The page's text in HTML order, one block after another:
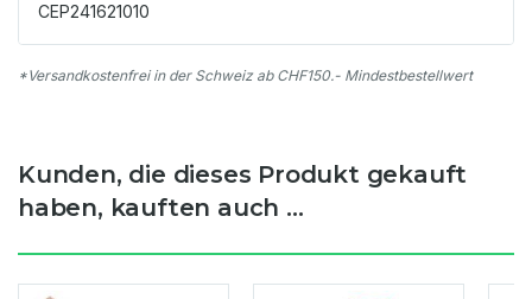
CEP241621010
*Versandkostenfrei in der Schweiz ab CHF150.- Mindestbestellwert
Kunden, die dieses Produkt gekauft
haben, kauften auch ...